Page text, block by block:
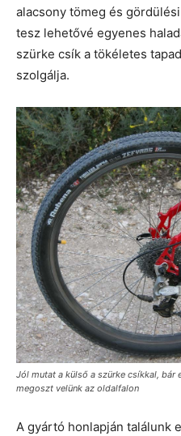
alacsony tömeg és
tesz lehetővé egyenes
szürke csík a tökéletes
szolgálja.
Jól mutat a külső a szürke csíkkal,
megoszt velünk az oldalfalon
A gyártó honlapján találunk